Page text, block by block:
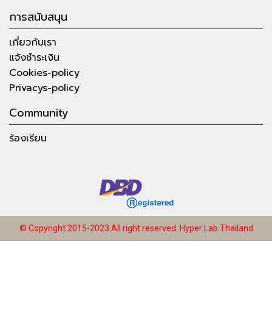
การสนับสนุน
เกี่ยวกับเรา
แจ้งชำระเงิน
Cookies-policy
Privacys-policy
Community
ร้องเรียน
© Copyright 2015-2023 All right reserved. Hyper Lab Thailand